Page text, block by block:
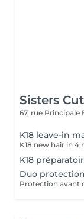
Sisters Cut
67, rue Principale
K18 leave-in
K18
Duo protection
Protection avant